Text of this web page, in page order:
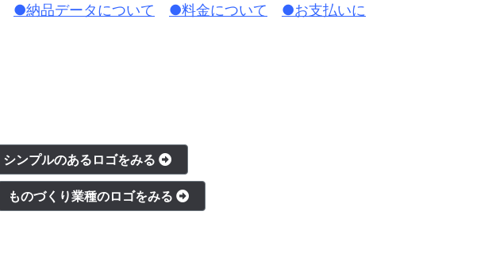
●納品データについて ●料金について
●お支払いに
シンプルのあるロゴをみる
ものづくり業種のロゴをみる